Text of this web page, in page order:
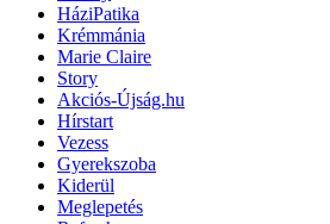
HáziPatika
Krémmánia
Marie Claire
Story
Akciós-Újság.hu
Hírstart
Vezess
Gyerekszoba
Kiderül
Meglepetés